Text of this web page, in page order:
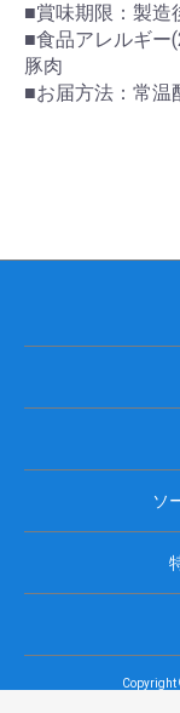
■賞味期限：製造
■食品アレルギー
豚肉
■お届方法：常温
ソ
Copyright